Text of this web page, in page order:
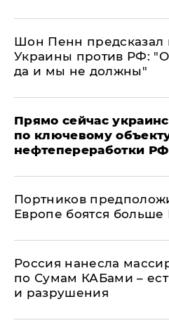
Шон Пенн предсказал
Украины против РФ:
да и мы не должны"
Прямо сейчас
по ключевому
нефтепереработки РФ
Портников
Европе боятся больше
Россия нанесла
по Сумам КАБами –
и разрушения